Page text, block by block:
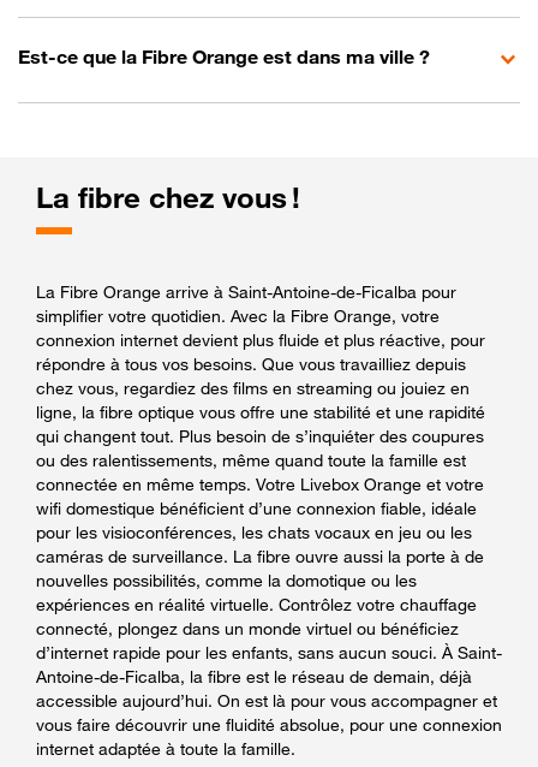
Est-ce que la Fibre Orange est dans ma ville ?
La fibre chez vous !
La Fibre Orange arrive à Saint-Antoine-de-Ficalba pour
simplifier votre quotidien. Avec la Fibre Orange, votre
connexion internet devient plus fluide et plus réactive, pour
répondre à tous vos besoins. Que vous travailliez depuis
chez vous, regardiez des films en streaming ou jouiez en
ligne, la fibre optique vous offre une stabilité et une rapidité
qui changent tout. Plus besoin de s’inquiéter des coupures
ou des ralentissements, même quand toute la famille est
connectée en même temps. Votre Livebox Orange et votre
wifi domestique bénéficient d’une connexion fiable, idéale
pour les visioconférences, les chats vocaux en jeu ou les
caméras de surveillance. La fibre ouvre aussi la porte à de
nouvelles possibilités, comme la domotique ou les
expériences en réalité virtuelle. Contrôlez votre chauffage
connecté, plongez dans un monde virtuel ou bénéficiez
d’internet rapide pour les enfants, sans aucun souci. À Saint-
Antoine-de-Ficalba, la fibre est le réseau de demain, déjà
accessible aujourd’hui. On est là pour vous accompagner et
vous faire découvrir une fluidité absolue, pour une connexion
internet adaptée à toute la famille.